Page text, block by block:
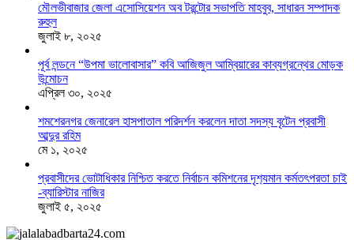
মৌলভীবাজার জেলা এসোসিয়েশন অব টরন্টোর সভাপতি মাহবুব, সাধারন সম্পাদক
রুহুল
জুলাই ৮, ২০২৫
পূর্ব লন্ডনে “উপমা ভালোবাসার” কবি আজিজুল আম্বিয়ারের কাব্যগ্রন্থের মোড়ক
উন্মোচন
এপ্রিল ৩০, ২০২৫
শমশেরনগর জেনারেল হাসপাতাল পরিদর্শন করলেন দাতা সদস্য বৃটেন প্রবাসী
আব্দুর রহিম
মে ১, ২০২৫
প্রবাসীদের ভোটাধিকার নিশ্চিত করতে নির্বাচন কমিশনের দৃশ‍্যমান কর্মতৎপরতা চাই
-ব্যারিস্টার নাজির
জুলাই ৫, ২০২৫